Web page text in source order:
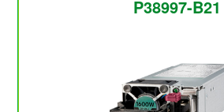
P38997-B21